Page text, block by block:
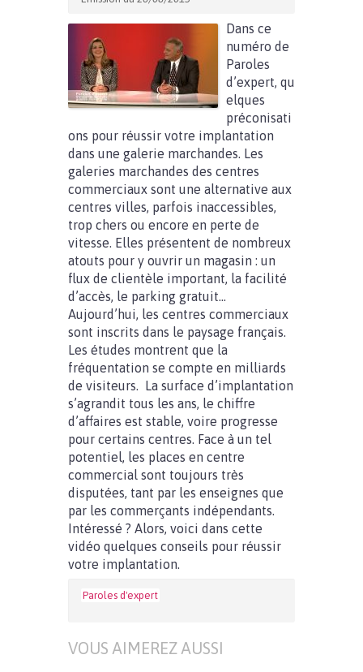
Dans ce
numéro de
Paroles
d’expert, qu
elques
préconisati
ons pour réussir votre implantation
dans une galerie marchandes. Les
galeries marchandes des centres
commerciaux sont une alternative aux
centres villes, parfois inaccessibles,
trop chers ou encore en perte de
vitesse. Elles présentent de nombreux
atouts pour y ouvrir un magasin : un
flux de clientèle important, la facilité
d’accès, le parking gratuit…
Aujourd’hui, les centres commerciaux
sont inscrits dans le paysage français.
Les études montrent que la
fréquentation se compte en milliards
de visiteurs. La surface d’implantation
s’agrandit tous les ans, le chiffre
d’affaires est stable, voire progresse
pour certains centres. Face à un tel
potentiel, les places en centre
commercial sont toujours très
disputées, tant par les enseignes que
par les commerçants indépendants.
Intéressé ? Alors, voici dans cette
vidéo quelques conseils pour réussir
votre implantation.
Paroles d'expert
VOUS AIMEREZ AUSSI